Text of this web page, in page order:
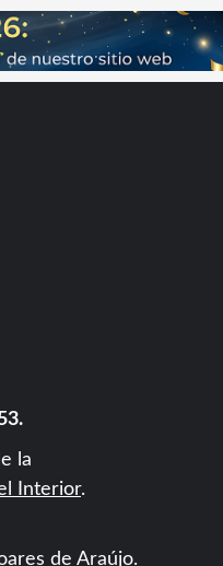
la
Interior.
de Araújo.